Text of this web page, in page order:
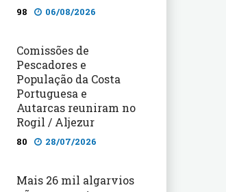
98 06/08/2026
Comissões de
Pescadores e
População da Costa
Portuguesa e
Autarcas reuniram no
Rogil / Aljezur
80 28/07/2026
Mais 26 mil algarvios